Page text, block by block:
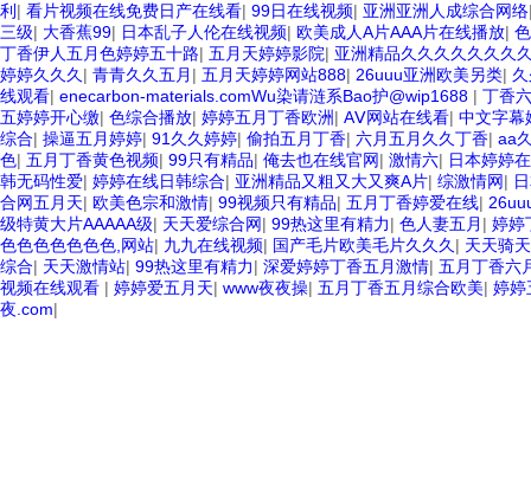
利 | 看片视频在线免费日产在线看| 99日在线视频| 亚洲亚洲人成综合网络
三级| 大香蕉99| 日本乱子人伦在线视频| 欧美成人A片AAA片在线播放|
丁香伊人五月色婷婷五十路| 五月天婷婷影院| 亚洲精品久久久久久久久
婷婷久久久 | 青青久久五月 | 五月天婷婷网站888| 26uuu亚洲欧美另类|
线观看| enecarbon-materials.comWu染请涟系Bao护@wip1688 | 丁香
五婷婷开心缴| 色综合播放| 婷婷五月丁香欧洲| AⅤ网站在线看| 中文字幕
综合| 操逼五月婷婷| 91久久婷婷| 偷拍五月丁香| 六月五月久久丁香| aa
色| 五月丁香黄色视频| 99只有精品| 俺去也在线官网| 激情六| 日本婷婷
韩无码性爱| 婷婷在线日韩综合| 亚洲精品又粗又大又爽A片| 综激情网|
合网五月天| 欧美色宗和激情| 99视频只有精品| 五月丁香婷爱在线|
级特黄大片AAAAA级| 天天爱综合网| 99热这里有精力| 色人妻五月 | 婷婷
色色色色色色色,网站| 九九在线视频| 国产毛片欧美毛片久久久 | 天天骑
综合| 天天激情站| 99热这里有精力| 深爱婷婷丁香五月激情| 五月丁香六
视频在线观看 | 婷婷爱五月天| www夜夜操| 五月丁香五月综合欧美| 婷婷
夜.com|